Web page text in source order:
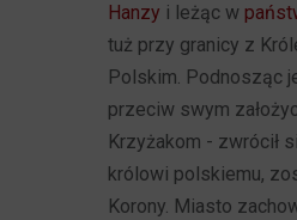
Hanzy i leżąc w
tuż przy granicy z
Polskim. Podnosząc
przeciw swym
Krzyżakom - zwrócił
królowi polskiemu,
Korony. Miasto